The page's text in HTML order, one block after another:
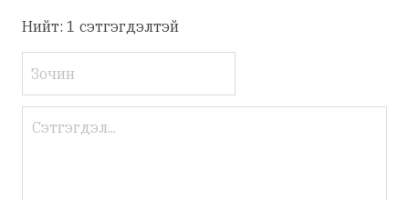
Нийт: 1 сэтгэгдэлтэй